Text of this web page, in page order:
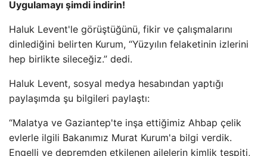
Uygulamayı şimdi indirin!
Haluk Levent'le görüştüğünü, fikir ve çalışmalarını
dinlediğini belirten Kurum, “Yüzyılın felaketinin izlerini
hep birlikte sileceğiz.” dedi.
Haluk Levent, sosyal medya hesabından yaptığı
paylaşımda şu bilgileri paylaştı:
“Malatya ve Gaziantep'te inşa ettiğimiz Ahbap çelik
evlerle ilgili Bakanımız Murat Kurum'a bilgi verdik.
Engelli ve depremden etkilenen ailelerin kimlik tespiti,